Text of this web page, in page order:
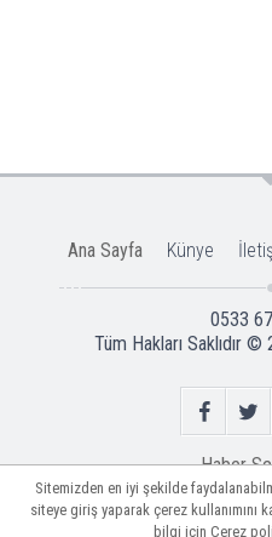
Ana Sayfa Künye
0533
Tüm Hakları Saklıdır ©
Haber
Sitemizden en iyi şekilde
siteye giriş yaparak çerez
bilgi için Çerez
Sitemizden en iyi şekilde
siteye giriş yaparak çerez
bilgi için Çerez